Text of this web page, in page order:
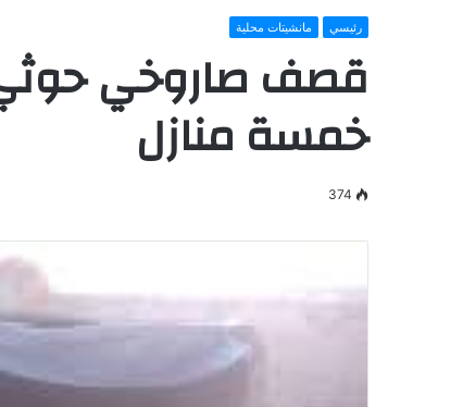
رئيسي مانشيتات محلية
قصف صاروخي حوثي
خمسة منازل
374